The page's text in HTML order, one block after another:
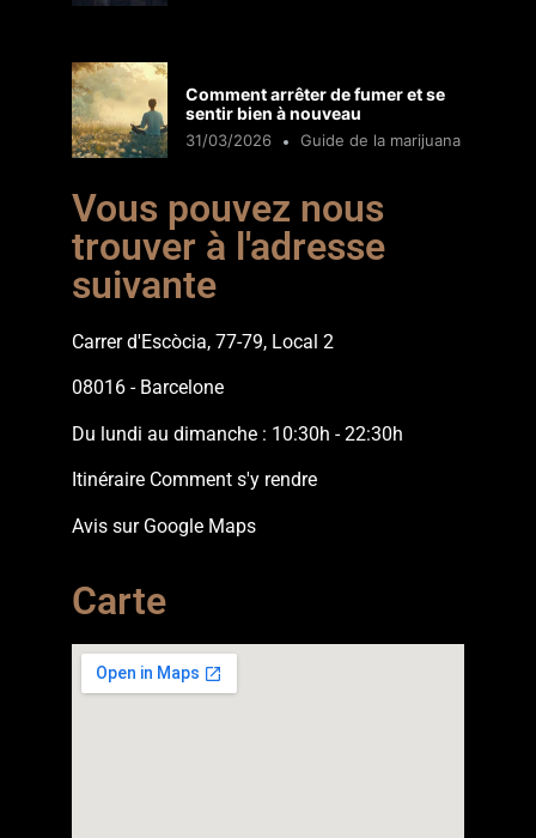
Comment arrêter de fumer et se
sentir bien à nouveau
31/03/2026 Guide de la marijuana
Vous pouvez nous
trouver à l'adresse
suivante
Carrer d'Escòcia, 77-79, Local 2
08016 - Barcelone
Du lundi au dimanche : 10:30h - 22:30h
Itinéraire Comment s'y rendre
Avis sur Google Maps
Carte